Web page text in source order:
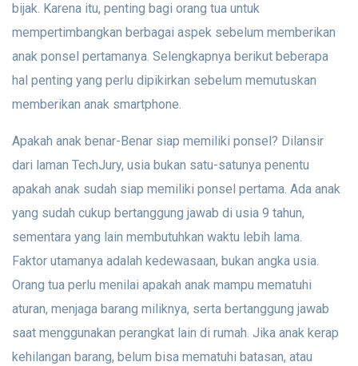
bijak. Karena itu, penting bagi orang tua untuk
mempertimbangkan berbagai aspek sebelum memberikan
anak ponsel pertamanya. Selengkapnya berikut beberapa
hal penting yang perlu dipikirkan sebelum memutuskan
memberikan anak smartphone.
Apakah anak benar-Benar siap memiliki ponsel? Dilansir
dari laman TechJury, usia bukan satu-satunya penentu
apakah anak sudah siap memiliki ponsel pertama. Ada anak
yang sudah cukup bertanggung jawab di usia 9 tahun,
sementara yang lain membutuhkan waktu lebih lama.
Faktor utamanya adalah kedewasaan, bukan angka usia.
Orang tua perlu menilai apakah anak mampu mematuhi
aturan, menjaga barang miliknya, serta bertanggung jawab
saat menggunakan perangkat lain di rumah. Jika anak kerap
kehilangan barang, belum bisa mematuhi batasan, atau